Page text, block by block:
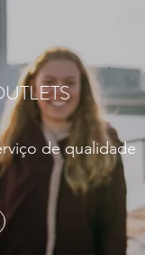
de qualidade